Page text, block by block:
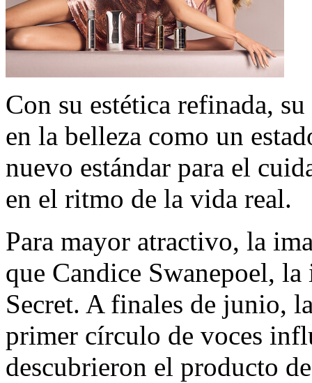
Con su estética refinada,
en la belleza como un
nuevo estándar para el
en el ritmo de la vida real.
Para mayor atractivo, la
que Candice Swanepoel, la
Secret. A finales de junio,
primer círculo de voces
descubrieron el producto